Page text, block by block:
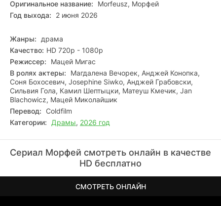
взгляд. В полиции лишь пожимали плечами — Камил
Шептыцкий не собирался тратить время на чьи‑то страхи.
прохожих, гадая, кто из них знает его судьбу. Время
таяло, усталость рождала призраки. Успеет ли он
разгадать эту зловещую загадку — или финал уже
предрешён?
Оригинальное название:
Morfeusz, Морфей
Год выхода:
2 июня 2026
Жанры:
драма
Качество: HD 720p - 1080p
Режиссер:
Мацей Мигас
В ролях актеры:
Магдалена Вечорек, Анджей Конопка,
Соня Бохосевич, Josephine Siwko, Анджей Грабовски,
Сильвия Гола, Камил Шептыцки, Матеуш Кмечик, Jan
Blachowicz, Мацей Миколайшик
Перевод: Coldfilm
Категории:
Драмы, 2026 год
Сериал Морфей смотреть онлайн в качестве
HD бесплатно
СМОТРЕТЬ ОНЛАЙН